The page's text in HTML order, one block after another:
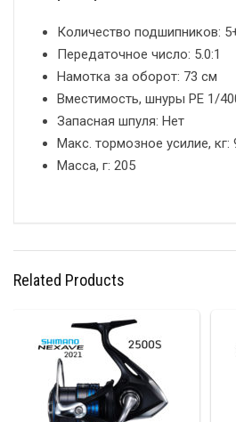
Количество подшипников:
Передаточное число: 5.0:1
Намотка за оборот: 73 см
Вместимость, шнуры PE 1/
Запасная шпуля: Нет
Макс. тормозное усилие, кг:
Масса, г: 205
Related Products